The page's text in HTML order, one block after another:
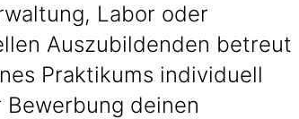
Labor oder
Auszubildenden betreut
Praktikums individuell
deinen